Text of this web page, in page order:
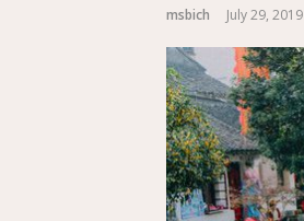
msbich July 29, 2019